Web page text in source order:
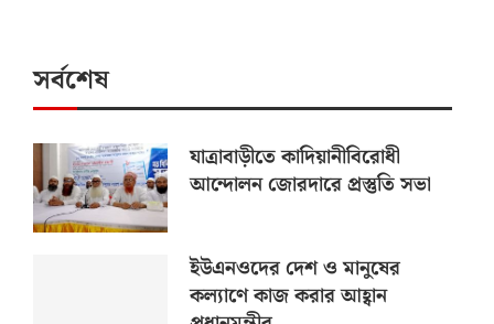
সর্বশেষ
যাত্রাবাড়ীতে কাদিয়ানীবিরোধী
আন্দোলন জোরদারে প্রস্তুতি সভা
ইউএনওদের দেশ ও মানুষের
কল্যাণে কাজ করার আহ্বান